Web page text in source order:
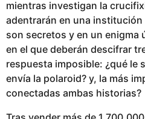
mientras investigan la
adentrarán en una
son secretos y en un enigma
en el que deberán descifrar
respuesta imposible: ¿qué le
envía la polaroid? y, la más
conectadas ambas historias?